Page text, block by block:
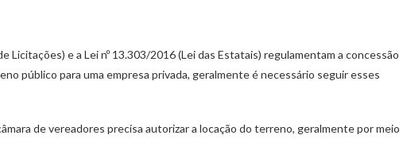
Licitações) e a Lei nº 13.303/2016 (Lei das Estatais) regulamentam a concessão
público para uma empresa privada, geralmente é necessário seguir esses
de vereadores precisa autorizar a locação do terreno, geralmente por meio